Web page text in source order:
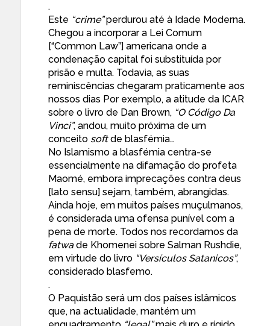
.
Este “crime”perdurou até à Idade Moderna.
Chegou a incorporar a Lei Comum
[“Common Law”] americana onde a
condenação capital foi substituída por
prisão e multa. Todavia, as suas
reminiscências chegaram praticamente aos
nossos dias Por exemplo, a atitude da ICAR
sobre o livro de Dan Brown, “O Código Da
Vinci”, andou, muito próxima de um
conceito softde blasfémia…
No Islamismo a blasfémia centra-se
essencialmente na difamação do profeta
Maomé, embora imprecações contra deus
[lato sensu] sejam, também, abrangidas.
Ainda hoje, em muitos países muçulmanos,
é considerada uma ofensa punível com a
pena de morte. Todos nos recordamos da
fatwade Khomenei sobre Salman Rushdie,
em virtude do livro “Versículos Satanicos”,
considerado blasfemo.
.
O Paquistão será um dos países islâmicos
que, na actualidade, mantém um